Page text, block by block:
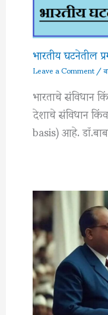
भारतीय घटनेतील
Leave a Comment/
भारताचे संविधान
देशाचे संविधान
basis) आहे.